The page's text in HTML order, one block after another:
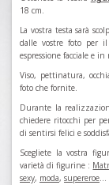
18 cm.
La vostra testa sarà
dalle vostre foto per
espressione facciale e
Viso, pettinatura,
foto che fornite.
Durante la
chiedere ritocchi per
di sentirsi felici e
Scegliete la vostra
varietà di figurine :
sexy, moda, supereroe...